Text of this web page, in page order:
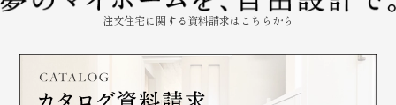
注文住宅に関する資料請求はこちらから